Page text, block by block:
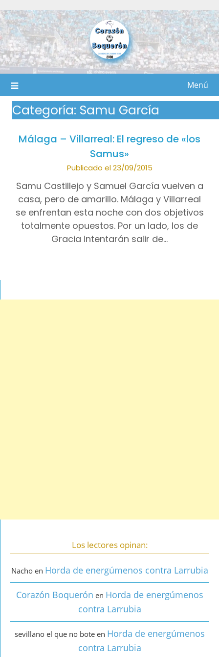
al
contenido
Menú
Categoría: Samu García
Málaga – Villarreal: El regreso de «los
Samus»
Publicado el 23/09/2015
Samu Castillejo y Samuel García vuelven a
casa, pero de amarillo. Málaga y Villarreal
se enfrentan esta noche con dos objetivos
totalmente opuestos. Por un lado, los de
Gracia intentarán salir de…
Los lectores opinan:
Nacho en Horda de energúmenos contra Larrubia
Corazón Boquerón en Horda de energúmenos
contra Larrubia
sevillano el que no bote en Horda de energúmenos
contra Larrubia